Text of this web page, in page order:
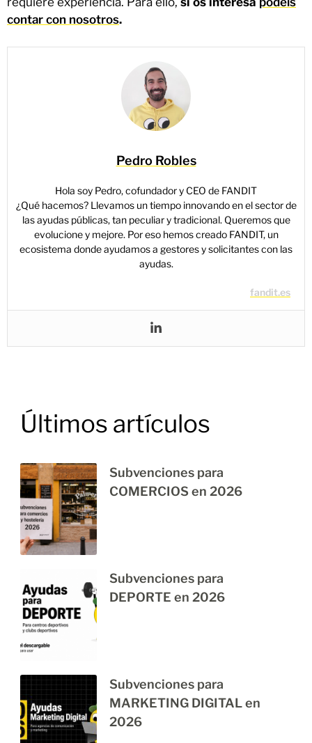
contar con nosotros.
Pedro Robles
Hola soy Pedro, cofundador y CEO de FANDIT
¿Qué hacemos? Llevamos un tiempo innovando en el sector de
las ayudas públicas, tan peculiar y tradicional. Queremos que
evolucione y mejore. Por eso hemos creado FANDIT, un
ecosistema donde ayudamos a gestores y solicitantes con las
ayudas.
fandit.es
Últimos artículos
Subvenciones para
COMERCIOS en 2026
Subvenciones para
DEPORTE en 2026
Subvenciones para
MARKETING DIGITAL en
2026